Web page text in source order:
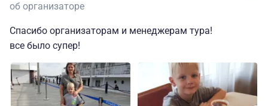
об организаторе
Спасибо организаторам и менеджерам тура!
все было супер!